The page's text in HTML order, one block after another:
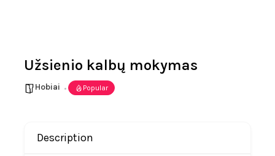
Užsienio kalbų mokymas
Hobiai Popular
Description